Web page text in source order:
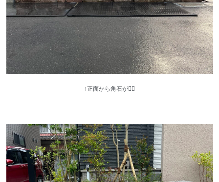
↑正面から角石が👌🏻